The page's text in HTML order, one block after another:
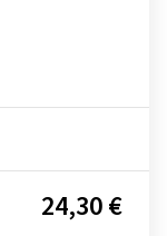
24,30 €